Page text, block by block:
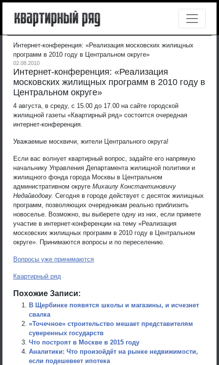
Интернет-конференция: «Реализация московских жилищных
программ в 2010 году в Центральном округе»
02.08.2010
Интернет-конференция: «Реализация
московских жилищных программ в 2010 году в
Центральном округе»
4 августа, в среду, с 15.00 до 17.00 на сайте городской
жилищной газеты «Квартирный ряд» состоится очередная
интернет-конференция.
Уважаемые москвичи, жители Центрального округа!
Если вас волнует квартирный вопрос, задайте его напрямую
начальнику Управления Департамента жилищной политики и
жилищного фонда города Москвы в Центральном
административном округе Михаилу Константиновичу
Недайводову. Сегодня в городе действует с десяток жилищных
программ, позволяющих очередникам реально приблизить
новоселье. Возможно, вы выберете одну из них, если примете
участие в интернет-конференции на тему «Реализация
московских жилищных программ в 2010 году в Центральном
округе». Принимаются вопросы и по переселению.
Вопросы уже принимаются
Квартирный ряд
Похожие Записи:
В Щербинке появятся школы и магазины, и исчезнет
свалка
«Точечное» строительство мешает представителям
суверенных государств
Что построят в Москве в 2015 году
Аналитики: Что произойдёт на рынке недвижимости,
если подешевеет ипотека